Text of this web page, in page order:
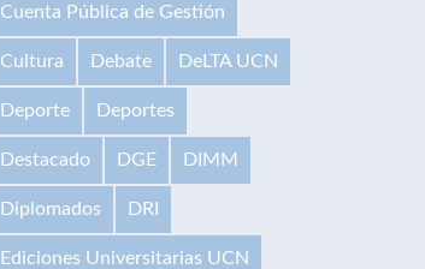
Cuenta Pública de Gestión
Cultura Debate DeLTA UCN
Deporte Deportes
Destacado DGE DIMM
Diplomados DRI
Ediciones Universitarias UCN